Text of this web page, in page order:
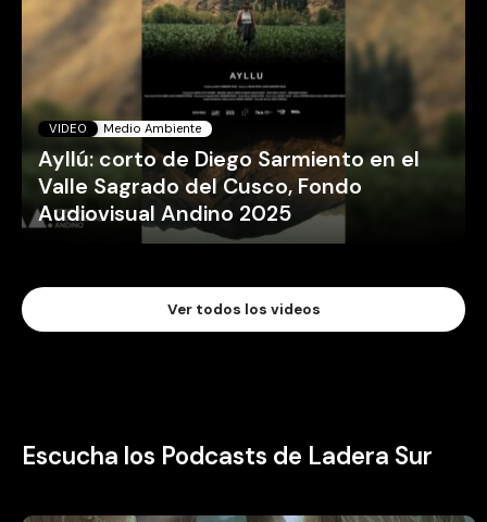
VIDEO Medio Ambiente
Ayllú: corto de Diego Sarmiento en el
Valle Sagrado del Cusco, Fondo
Audiovisual Andino 2025
Ver todos los videos
Escucha los Podcasts de Ladera Sur